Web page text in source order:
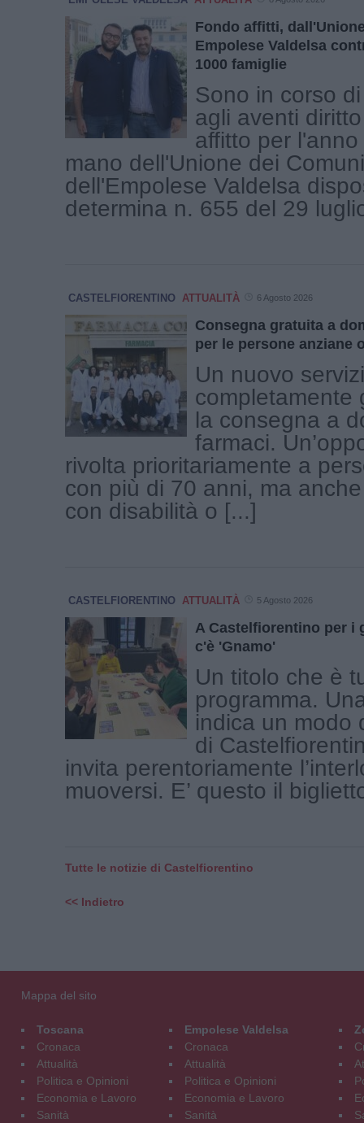
Fondo affitti,
Empolese Valdelsa
1000 famiglie
Sono in corso
agli aventi
affitto per
mano dell'Unione dei
dell'Empolese Valdelsa
determina n. 655 del 29
CASTELFIORENTINO ATTUALITÀ 6 Agosto 2026
Consegna gratuita a
per le persone anziane
Un nuovo
completamente
la consegna a
farmaci.
rivolta prioritariamente a
con più di 70 anni, ma
con disabilità o [...]
CASTELFIORENTINO ATTUALITÀ 5 Agosto 2026
A Castelfiorentino per i
c'è 'Gnamo'
Un titolo che è
programma.
indica un modo
di
invita perentoriamente
muoversi. E’ questo il
Tutte le notizie di Castelfiorentino
<< Indietro
Mappa del sito
Toscana
Cronaca
Attualità
Politica e Opinioni
Economia e Lavoro
Sanità
Empolese Valdelsa
Cronaca
Attualità
Politica e Opinioni
Economia e Lavoro
Sanità